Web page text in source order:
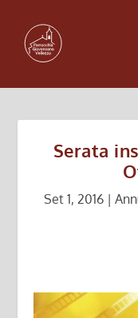
Serata
Set 1, 2016|